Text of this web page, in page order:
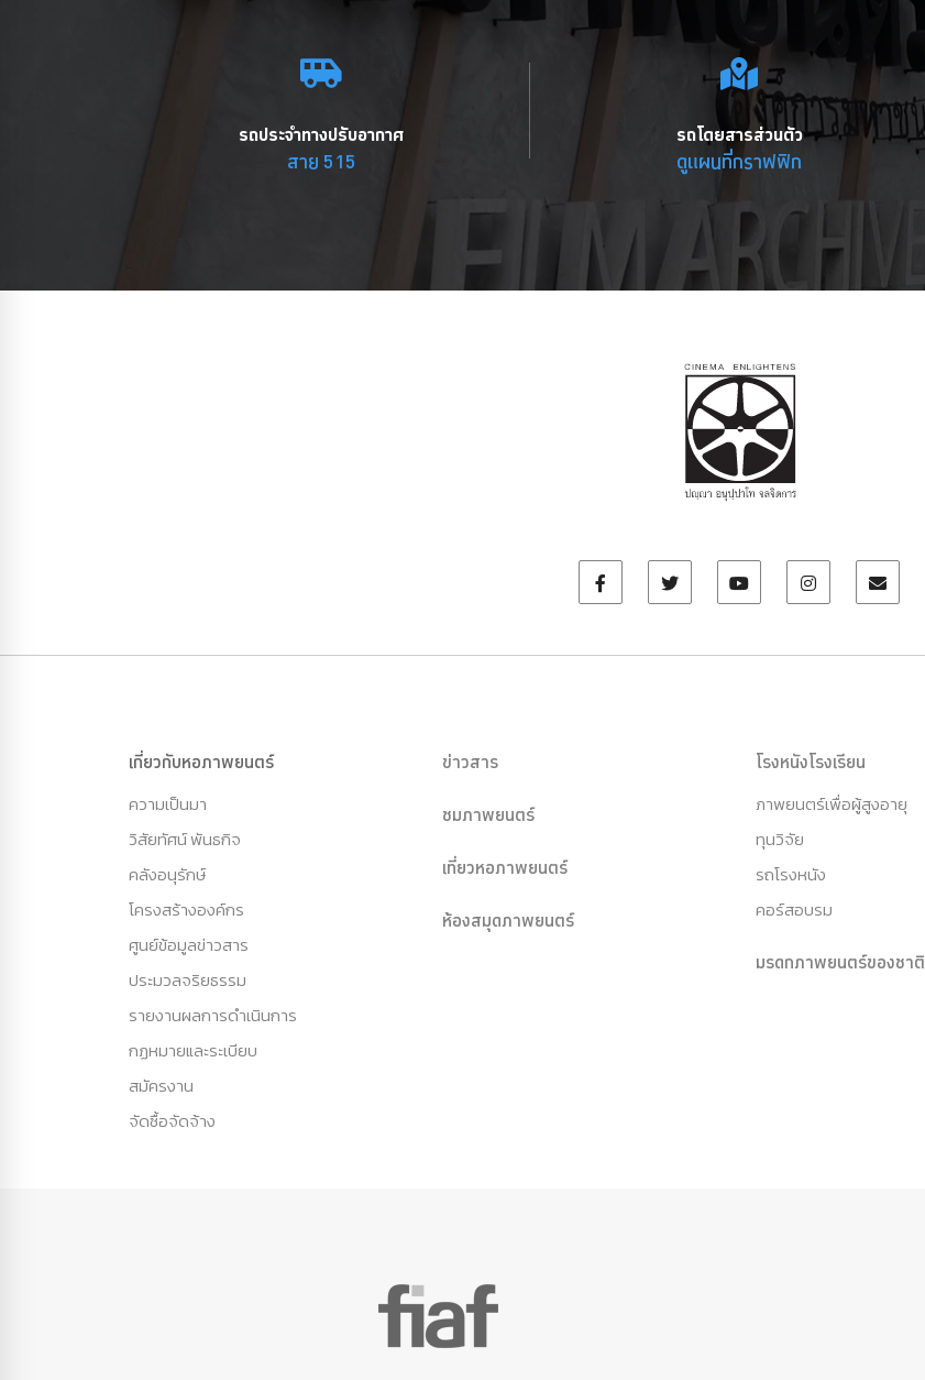
รถประจำทางปรับอากาศ
สาย 515
รถโดยสารส่วนตัว
ดูแผนที่กราฟฟิก
เกี่ยวกับหอภาพยนตร์
ความเป็นมา
วิสัยทัศน์ พันธกิจ
คลังอนุรักษ์
โครงสร้างองค์กร
ศูนย์ข้อมูลข่าวสาร
ประมวลจริยธรรม
รายงานผลการดำเนินการ
กฏหมายและระเบียบ
สมัครงาน
จัดซื้อจัดจ้าง
ข่าวสาร
ชมภาพยนตร์
เที่ยวหอภาพยนตร์
ห้องสมุดภาพยนตร์
โรงหนังโรงเรียน
ภาพยนตร์เพื่อผู้สูงอายุ
ทุนวิจัย
รถโรงหนัง
คอร์สอบรม
มรดกภาพยนตร์ของชาติ